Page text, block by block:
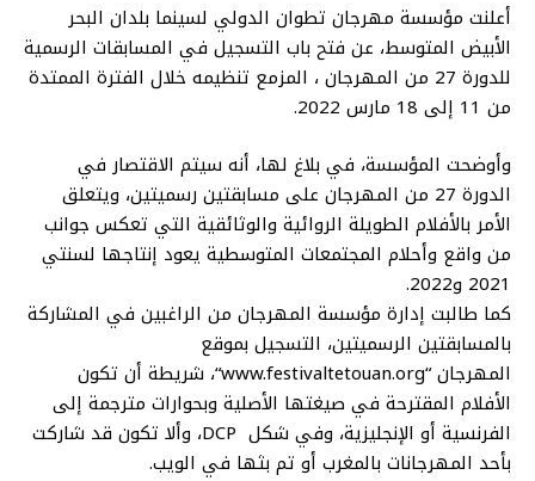
أعلنت مؤسسة مهرجان تطوان الدولي لسينما بلدان البحر
الأبيض المتوسط، عن فتح باب التسجيل في المسابقات الرسمية
للدورة 27 من المهرجان ، المزمع تنظيمه خلال الفترة الممتدة
من 11 إلى 18 مارس 2022.
وأوضحت المؤسسة، في بلاغ لها، أنه سيتم الاقتصار في
الدورة 27 من المهرجان على مسابقتين رسميتين، ويتعلق
الأمر بالأفلام الطويلة الروائية والوثائقية التي تعكس جوانب
من واقع وأحلام المجتمعات المتوسطية يعود إنتاجها لسنتي
2021 و2022.
كما طالبت إدارة مؤسسة المهرجان من الراغبين في المشاركة
بالمسابقتين الرسميتين، التسجيل بموقع
المهرجان “www.festivaltetouan.org“، شريطة أن تكون
الأفلام المقترحة في صيغتها الأصلية وبحوارات مترجمة إلى
الفرنسية أو الإنجليزية، وفي شكل DCP، وألا تكون قد شاركت
بأحد المهرجانات بالمغرب أو تم بثها في الويب.